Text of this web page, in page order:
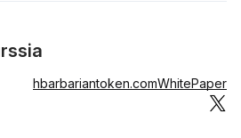
hbarbariantoken.comWhitePaper